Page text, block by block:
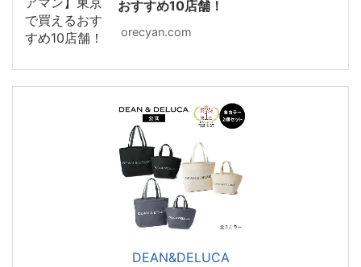
おすすめ10店舗！
orecyan.com
DEAN&DELUCA